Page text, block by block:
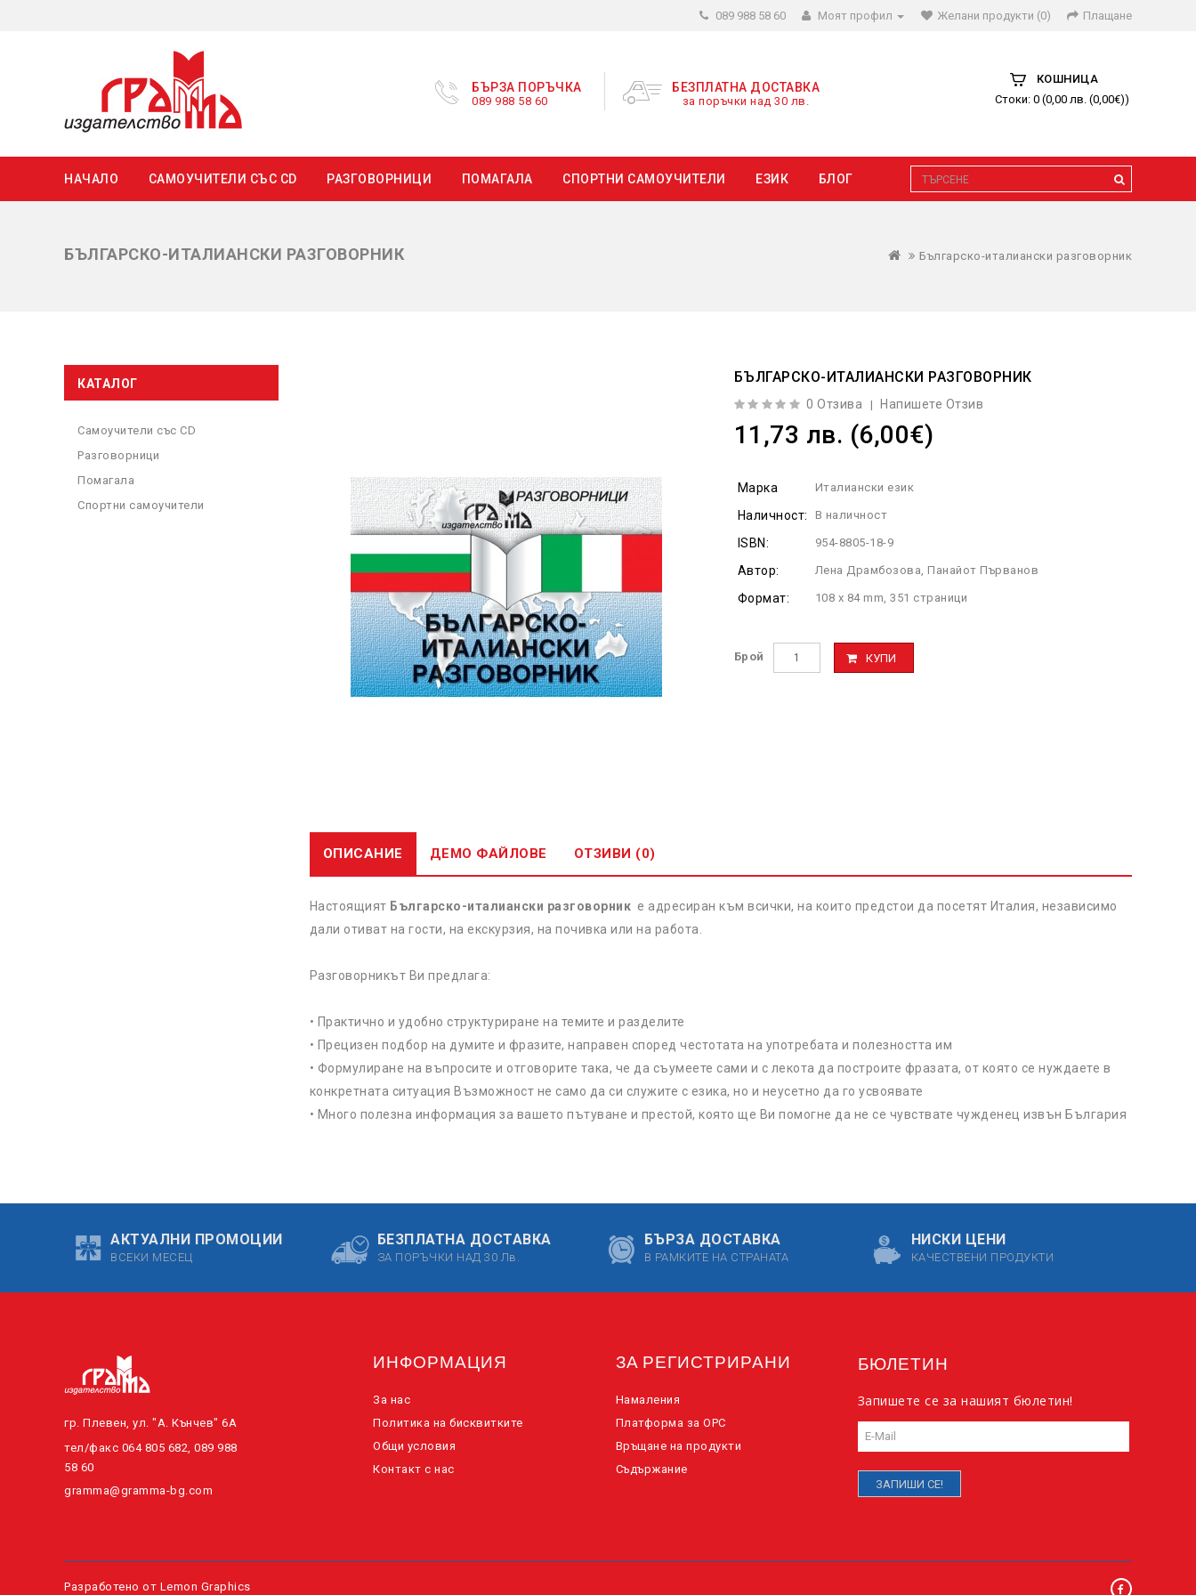
089 988 58 60 Моят профил Желани продукти (0) Плащане
БЪРЗА ПОРЪЧКА
089 988 58 60
БЕЗПЛАТНА ДОСТАВКА
за поръчки над 30 лв.
КОШНИЦА
Стоки: 0 (0,00 лв. (0,00€))
НАЧАЛО САМОУЧИТЕЛИ СЪС CD РАЗГОВОРНИЦИ ПОМАГАЛА СПОРТНИ САМОУЧИТЕЛИ ЕЗИК БЛОГ
БЪЛГАРСКО-ИТАЛИАНСКИ РАЗГОВОРНИК Българско-италиански разговорник
КАТАЛОГ
Самоучители със CD
Разговорници
Помагала
Спортни самоучители
БЪЛГАРСКО-ИТАЛИАНСКИ РАЗГОВОРНИК
0 Отзива | Напишете Отзив
11,73 лв. (6,00€)
Марка Италиански език
Наличност: В наличност
ISBN: 954-8805-18-9
Автор: Лена Драмбозова, Панайот Първанов
Формат: 108 x 84 mm, 351 страници
Брой КУПИ
ОПИСАНИЕ ДЕМО ФАЙЛОВЕ ОТЗИВИ (0)
Настоящият Българско-италиански разговорник е адресиран към всички, на които предстои да посетят Италия, независимо
дали отиват на гости, на екскурзия, на почивка или на работа.
Разговорникът Ви предлага:
• Практично и удобно структуриране на темите и разделите
• Прецизен подбор на думите и фразите, направен според честотата на употребата и полезността им
• Формулиране на въпросите и отговорите така, че да съумеете сами и с лекота да построите фразата, от която се нуждаете в
конкретната ситуация Възможност не само да си служите с езика, но и неусетно да го усвоявате
• Много полезна информация за вашето пътуване и престой, която ще Ви помогне да не се чувствате чужденец извън България
АКТУАЛНИ ПРОМОЦИИ
ВСЕКИ МЕСЕЦ
БЕЗПЛАТНА ДОСТАВКА
ЗА ПОРЪЧКИ НАД 30 Лв.
БЪРЗА ДОСТАВКА
В РАМКИТЕ НА СТРАНАТА
НИСКИ ЦЕНИ
КАЧЕСТВЕНИ ПРОДУКТИ
гр. Плевен, ул. "А. Кънчев" 6А
тел/факс 064 805 682, 089 988
58 60
gramma@gramma-bg.com
ИНФОРМАЦИЯ
За нас
Политика на бисквитките
Общи условия
Контакт с нас
ЗА РЕГИСТРИРАНИ
Намаления
Платформа за ОРС
Връщане на продукти
Съдържание
БЮЛЕТИН
Запишете се за нашият бюлетин!
ЗАПИШИ СЕ!
Разработено от Lemon Graphics